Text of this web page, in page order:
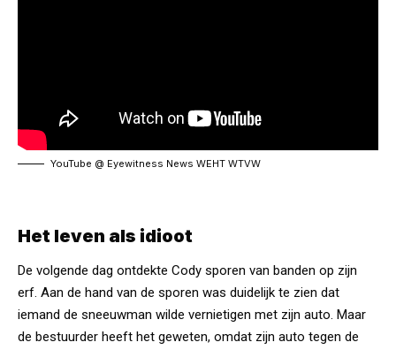
YouTube @ Eyewitness News WEHT WTVW
Het leven als idioot
De volgende dag ontdekte Cody sporen van banden op zijn
erf. Aan de hand van de sporen was duidelijk te zien dat
iemand de sneeuwman wilde vernietigen met zijn auto. Maar
de bestuurder heeft het geweten, omdat zijn auto tegen de